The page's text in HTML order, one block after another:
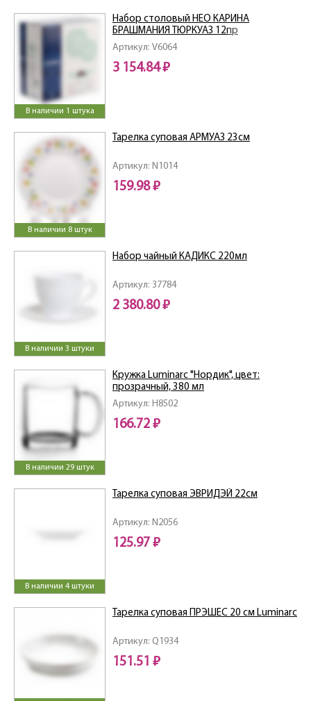
В наличии 1 штука
Артикул: V6064
Набор столовый НЕО КАРИНА
БРАШМАНИЯ ТЮРКУАЗ 12пр
3 154.84 ₽
В наличии 8 штук
Артикул: N1014
Тарелка суповая АРМУАЗ 23см
159.98 ₽
В наличии 3 штуки
Артикул: 37784
Набор чайный КАДИКС 220мл
2 380.80 ₽
В наличии 29 штук
Артикул: H8502
Кружка Luminarc "Нордик", цвет:
прозрачный, 380 мл
166.72 ₽
В наличии 4 штуки
Артикул: N2056
Тарелка суповая ЭВРИДЭЙ 22см
125.97 ₽
Артикул: Q1934
Тарелка суповая ПРЭШЕС 20 см Luminarc
151.51 ₽